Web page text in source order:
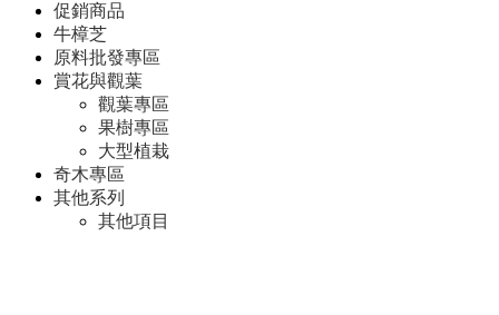
七里香
促銷商品
牛樟芝
原料批發專區
賞花與觀葉
觀葉專區
果樹專區
大型植栽
奇木專區
其他系列
其他項目